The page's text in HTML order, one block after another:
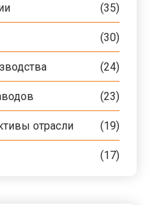
(35)
(30)
(24)
(23)
отрасли (19)
(17)